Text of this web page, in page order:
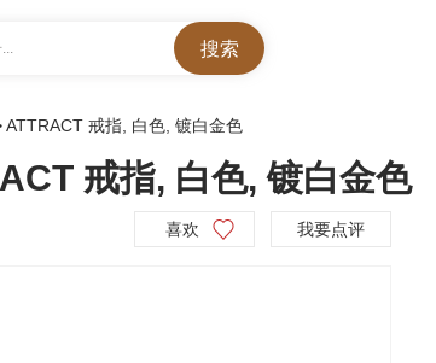
ATTRACT 戒指, 白色, 镀白金色
戒指, 白色, 镀白金色
喜欢 我要点评